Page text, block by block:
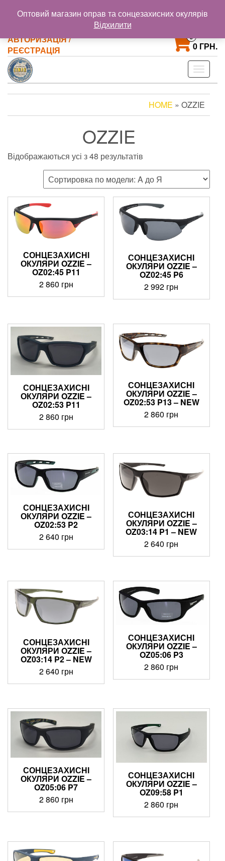
@gmail.com
+38 093 121 72 02
+38 063 853 58 33
АВТОРИЗАЦІЯ /
РЕЄСТРАЦІЯ
0
0 ГРН.
Toggle
HOME » OZZIE
OZZIE
Відображаються усі з 48 результатів
СОНЦЕЗАХИСНІ
ОКУЛЯРИ OZZIE –
OZ02:45 P11
2 860 грн
СОНЦЕЗАХИСНІ
ОКУЛЯРИ OZZIE –
OZ02:45 P6
2 992 грн
СОНЦЕЗАХИСНІ
ОКУЛЯРИ OZZIE –
OZ02:53 P11
2 860 грн
СОНЦЕЗАХИСНІ
ОКУЛЯРИ OZZIE –
OZ02:53 P13 – NEW
2 860 грн
СОНЦЕЗАХИСНІ
ОКУЛЯРИ OZZIE –
OZ02:53 P2
2 640 грн
СОНЦЕЗАХИСНІ
ОКУЛЯРИ OZZIE –
OZ03:14 P1 – NEW
2 640 грн
СОНЦЕЗАХИСНІ
ОКУЛЯРИ OZZIE –
OZ03:14 P2 – NEW
2 640 грн
СОНЦЕЗАХИСНІ
ОКУЛЯРИ OZZIE –
OZ05:06 P3
2 860 грн
СОНЦЕЗАХИСНІ
ОКУЛЯРИ OZZIE –
OZ05:06 P7
2 860 грн
СОНЦЕЗАХИСНІ
ОКУЛЯРИ OZZIE –
OZ09:58 P1
2 860 грн
Оптовий магазин оправ та сонцезахисних окулярів
Відхилити